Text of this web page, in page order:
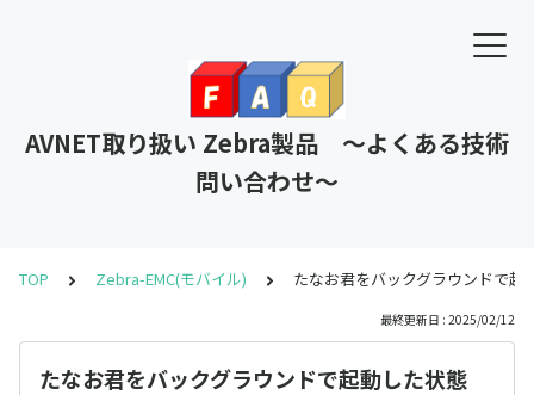
AVNET取り扱い Zebra製品 ～よくある技術
問い合わせ～
TOP Zebra-EMC(モバイル) たなお君をバックグラウンドで
最終更新日 : 2025/02/12
たなお君をバックグラウンドで起動した状態